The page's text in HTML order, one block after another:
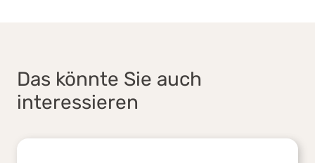
Das könnte Sie auch
interessieren